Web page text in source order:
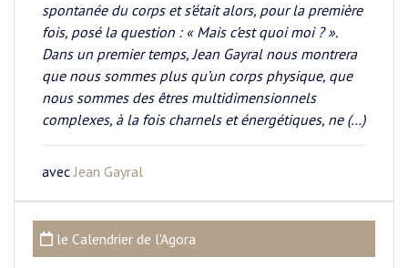
spontanée du corps et s’était alors, pour la première
fois, posé la question : « Mais c’est quoi moi ? ».
Dans un premier temps, Jean Gayral nous montrera
que nous sommes plus qu’un corps physique, que
nous sommes des êtres multidimensionnels
complexes, à la fois charnels et énergétiques, ne (…)
avecJean Gayral
le Calendrier de l'Agora